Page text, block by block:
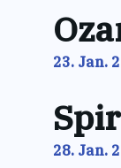
23. Jan.
28. Jan.